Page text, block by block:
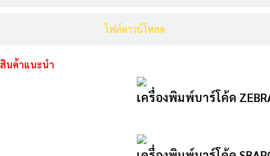
ไฟล์ดาวน์โหลด
สินค้าแนะนำ
เครื่องพิมพ์บาร์โค้ด